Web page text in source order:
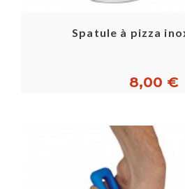
Spatule à pizza
8,00 €